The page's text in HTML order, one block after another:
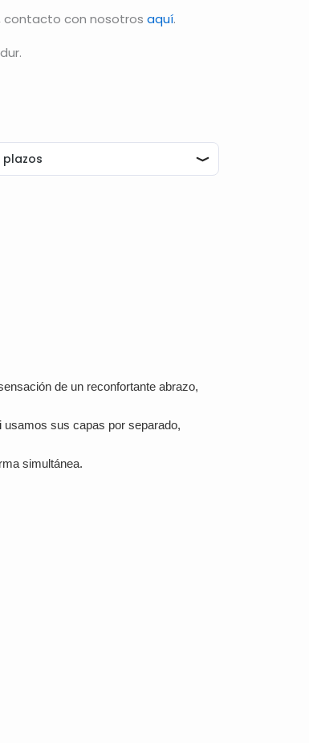
contacto con nosotros aquí.
de un reconfortante abrazo,
sus capas por separado,
simultánea.